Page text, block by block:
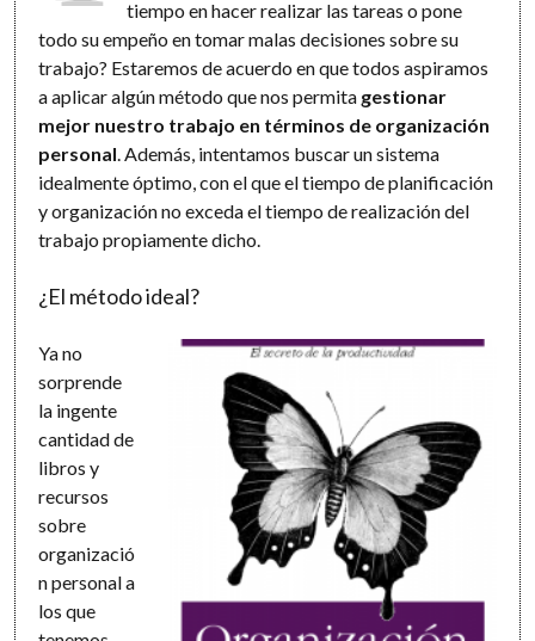
tiempo en hacer realizar las tareas o pone
todo su empeño en tomar malas decisiones sobre su
trabajo? Estaremos de acuerdo en que todos aspiramos
a aplicar algún método que nos permita gestionar
mejor nuestro trabajo en términos de organización
personal . Además, intentamos buscar un sistema
idealmente óptimo, con el que el tiempo de planificación
y organización no exceda el tiempo de realización del
trabajo propiamente dicho.
¿El método ideal?
Ya no
sorprende
la ingente
cantidad de
libros y
recursos
sobre
organizació
n personal a
los que